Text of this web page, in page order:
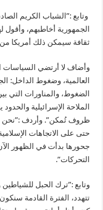
وتابع :”الشباب الكريم
الجمهورية أخاطبهم،
ثقافة سيمكن ذلك أمريكا من
وأضاف لا أرتضي السياسات
العالمية، وضغوط الداخل:
الضغوط، والمناورات التي
الملاحة الإسرائيلية
ظروف تُمكن”. وأردف :”نحن
حتى على الاتجاهات
جحورها بدأت في الظهور
التحركات”.
وتابع :”ترك الحبل
تتهدد، الفترة القادمة